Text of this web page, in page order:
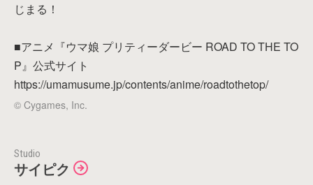
じまる！
■アニメ『ウマ娘 プリティーダービー ROAD TO THE TO
P』公式サイト
https://umamusume.jp/contents/anime/roadtothetop/
© Cygames, Inc.
Studio
サイピク